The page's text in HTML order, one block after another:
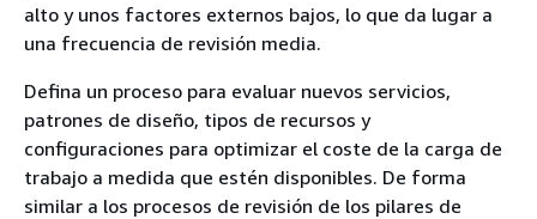
alto y unos factores externos bajos, lo que da lugar a
una frecuencia de revisión media.
Defina un proceso para evaluar nuevos servicios,
patrones de diseño, tipos de recursos y
configuraciones para optimizar el coste de la carga de
trabajo a medida que estén disponibles. De forma
similar a los procesos de revisión de los pilares de